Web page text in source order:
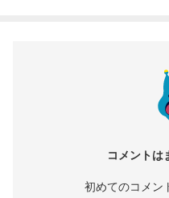
コメントは
初めてのコメン